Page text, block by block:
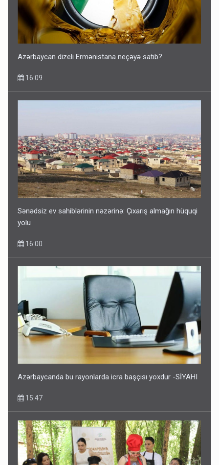
Azərbaycan dizeli Ermənistana neçəyə satıb?
16:09
Sənədsiz ev sahiblərinin nəzərinə: Çıxarış almağın hüquqi
yolu
16:00
Azərbaycanda bu rayonlarda icra başçısı yoxdur -SİYAHI
15:47